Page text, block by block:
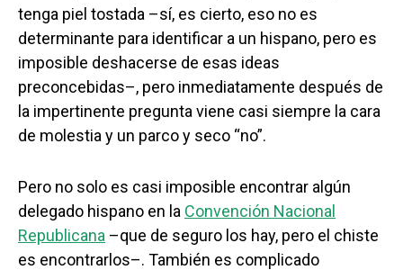
tenga piel tostada –sí, es cierto, eso no es
determinante para identificar a un hispano, pero es
imposible deshacerse de esas ideas
preconcebidas–, pero inmediatamente después de
la impertinente pregunta viene casi siempre la cara
de molestia y un parco y seco “no”.
Pero no solo es casi imposible encontrar algún
delegado hispano en la Convención Nacional
Republicana –que de seguro los hay, pero el chiste
es encontrarlos–. También es complicado